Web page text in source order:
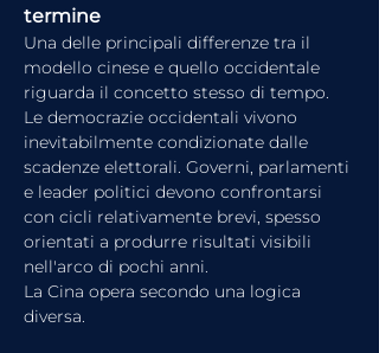
termine
Una delle principali differenze tra il
modello cinese e quello occidentale
riguarda il concetto stesso di tempo.
Le democrazie occidentali vivono
inevitabilmente condizionate dalle
scadenze elettorali. Governi, parlamenti
e leader politici devono confrontarsi
con cicli relativamente brevi, spesso
orientati a produrre risultati visibili
nell'arco di pochi anni.
La Cina opera secondo una logica
diversa.